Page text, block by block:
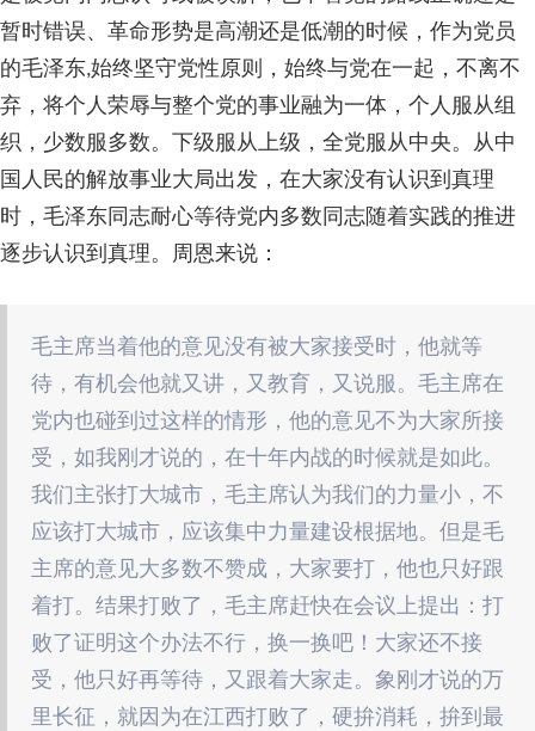
暂时错误、革命形势是高潮还是低潮的时候，作为党员
的毛泽东,始终坚守党性原则，始终与党在一起，不离不
弃，将个人荣辱与整个党的事业融为一体，个人服从组
织，少数服多数。下级服从上级，全党服从中央。从中
国人民的解放事业大局出发，在大家没有认识到真理
时，毛泽东同志耐心等待党内多数同志随着实践的推进
逐步认识到真理。周恩来说：
毛主席当着他的意见没有被大家接受时，他就等
待，有机会他就又讲，又教育，又说服。毛主席在
党内也碰到过这样的情形，他的意见不为大家所接
受，如我刚才说的，在十年内战的时候就是如此。
我们主张打大城市，毛主席认为我们的力量小，不
应该打大城市，应该集中力量建设根据地。但是毛
主席的意见大多数不赞成，大家要打，他也只好跟
着打。结果打败了，毛主席赶快在会议上提出：打
败了证明这个办法不行，换一换吧！大家还不接
受，他只好再等待，又跟着大家走。象刚才说的万
里长征，就因为在江西打败了，硬拚消耗，拚到最